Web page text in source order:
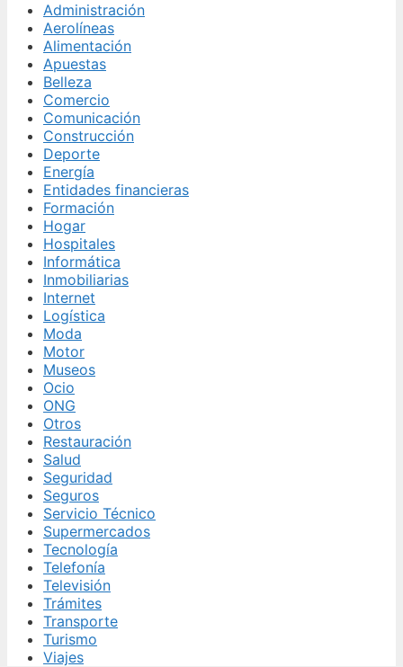
Administración
Aerolíneas
Alimentación
Apuestas
Belleza
Comercio
Comunicación
Construcción
Deporte
Energía
Entidades financieras
Formación
Hogar
Hospitales
Informática
Inmobiliarias
Internet
Logística
Moda
Motor
Museos
Ocio
ONG
Otros
Restauración
Salud
Seguridad
Seguros
Servicio Técnico
Supermercados
Tecnología
Telefonía
Televisión
Trámites
Transporte
Turismo
Viajes